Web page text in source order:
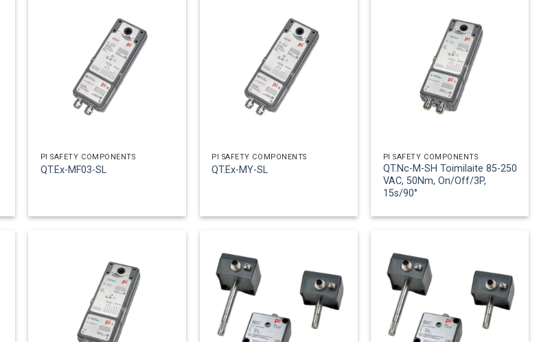
PI SAFETY COMPONENTS
QT.Ex-MF03-SL
PI SAFETY COMPONENTS
QT.Ex-MY-SL
PI SAFETY COMPONENTS
QT.Nc-M-SH Toimilaite 85-250
VAC, 50Nm, On/Off/3P,
15s/90°